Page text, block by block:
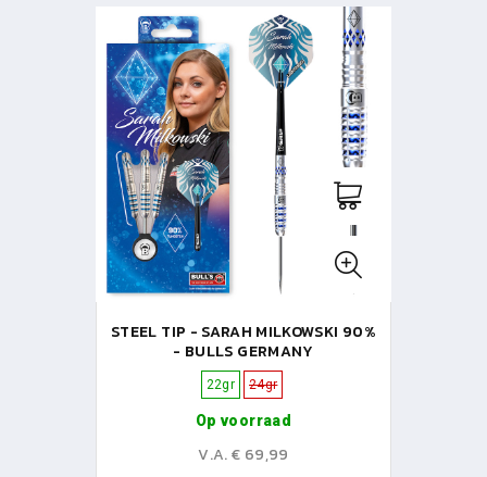
STEEL TIP - SARAH MILKOWSKI 90%
- BULLS GERMANY
22gr 24gr
Op voorraad
V.A. € 69,99